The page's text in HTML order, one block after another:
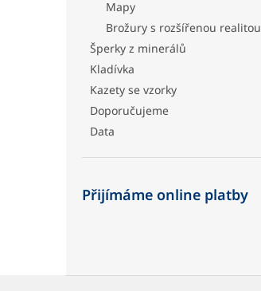
Mapy
Brožury s rozšířenou realitou
Šperky z minerálů
Kladívka
Kazety se vzorky
Doporučujeme
Data
Přijímáme online platby